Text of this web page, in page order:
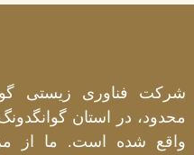
شرکت فناوری زیستی
محدود، در استان
واقع شده است. ما از